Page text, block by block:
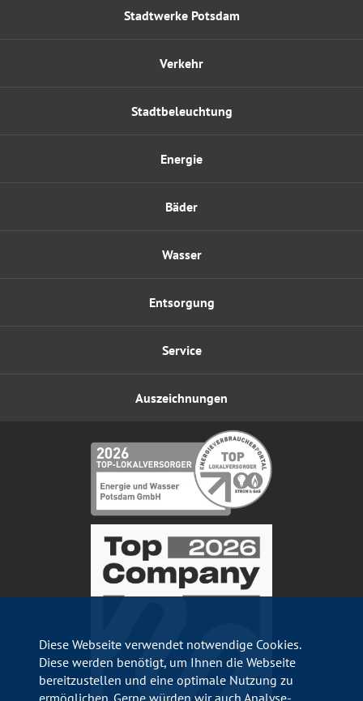
Stadtwerke Potsdam
Energie
Wasser
Verkehr
Bäder
Entsorgung
Stadtbeleuchtung
Service
Auszeichnungen
Diese Webseite verwendet notwendige Cookies.
Diese werden benötigt, um Ihnen die Webseite
bereitzustellen und eine optimale Nutzung zu